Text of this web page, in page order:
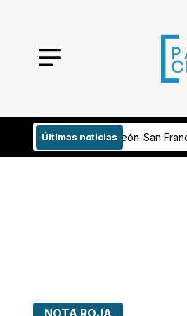
Últimas noticias
FranciscoCANACO León prepara
NOTA ROJA